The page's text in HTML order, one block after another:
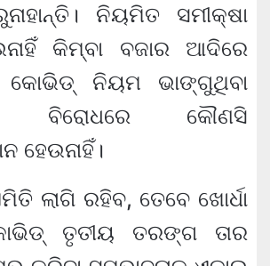
ନିୟମିତ ସମୀକ୍ଷା
କିମ୍ବା ବଜାର ଆଦିରେ
କୋଭିଡ୍ ନିୟମ ଭାଙ୍ଗୁଥିବା
ବିରୋଧରେ କୌଣସି
ହେଉନାହିଁ।
ଲାଗି ରହିବ, ତେବେ ଖୋର୍ଧା
ତୃତୀୟ ତରଙ୍ଗ ତାର